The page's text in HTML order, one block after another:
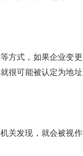
方式，如果企业变更
很可能被认定为地
关发现，就会被视作